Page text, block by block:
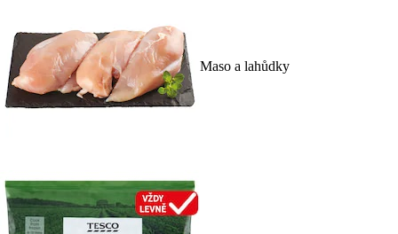
Maso a lahůdky